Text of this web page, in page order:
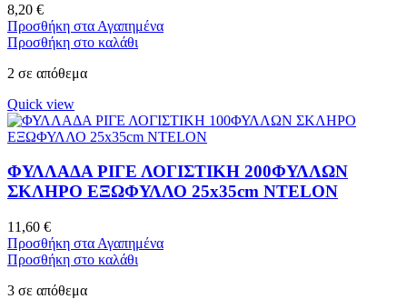
8,20 €
Προσθήκη στα Αγαπημένα
Προσθήκη στο καλάθι
2 σε απόθεμα
Quick view
ΦΥΛΛΑΔΑ ΡΙΓΕ ΛΟΓΙΣΤΙΚΗ 200ΦΥΛΛΩΝ
ΣΚΛΗΡΟ ΕΞΩΦΥΛΛΟ 25x35cm NTELON
11,60 €
Προσθήκη στα Αγαπημένα
Προσθήκη στο καλάθι
3 σε απόθεμα